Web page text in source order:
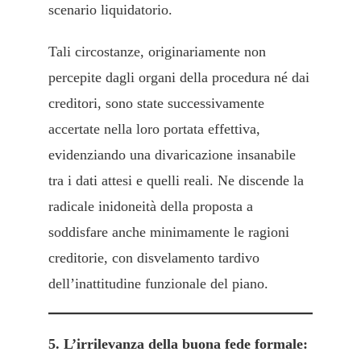
scenario liquidatorio.
Tali circostanze, originariamente non
percepite dagli organi della procedura né dai
creditori, sono state successivamente
accertate nella loro portata effettiva,
evidenziando una divaricazione insanabile
tra i dati attesi e quelli reali. Ne discende la
radicale inidoneità della proposta a
soddisfare anche minimamente le ragioni
creditorie, con disvelamento tardivo
dell’inattitudine funzionale del piano.
5. L’irrilevanza della buona fede formale: